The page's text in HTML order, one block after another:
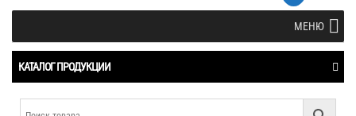
МЕНЮ
КАТАЛОГ ПРОДУКЦИИ